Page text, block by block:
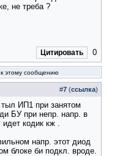
не треба ?
Цитировать 0
этому сообщению
#7 (ссылка)
тыл ИП1 при занятом
БУ при непр. напр. в
идет кодик кж .
напр. этот диод
блоке би подкл. вроде.